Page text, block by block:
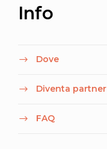
Info
Dove
Diventa partner
FAQ